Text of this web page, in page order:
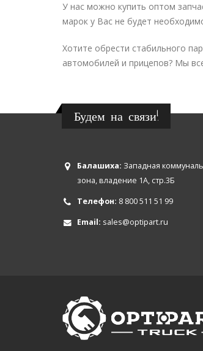
У нас можно купить оптом
марок у Вас не будет
Хотите обрести стабильного
автомобилей и прицепов? Мы
Будем на связи!
Балашиха: Западная
зона, владение 1А, стр.3Б
Телефон: 8 800 511 51 99
Email: sales@optipart.ru